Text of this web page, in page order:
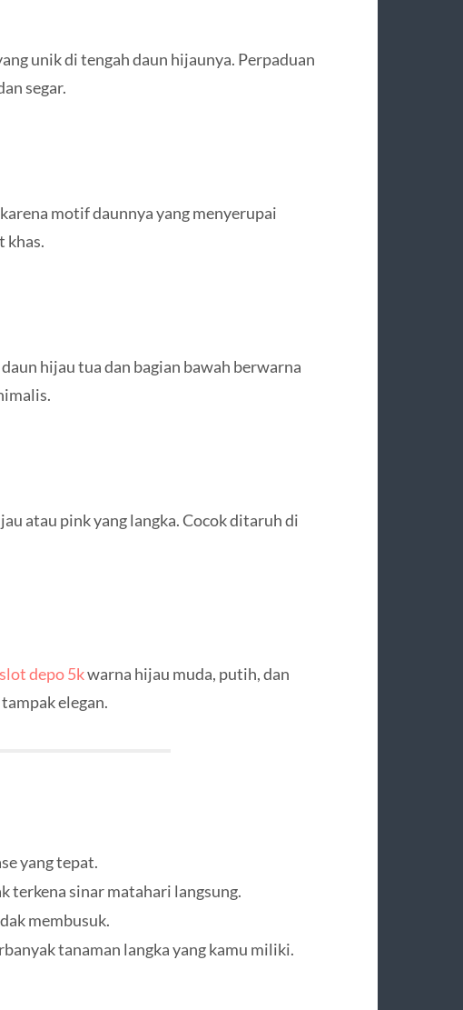
unik di tengah daun hijaunya. Perpaduan
segar.
motif daunnya yang menyerupai
khas.
hijau tua dan bagian bawah berwarna
atau pink yang langka. Cocok ditaruh di
slot depo 5kwarna hijau muda, putih, dan
elegan.
yang tepat.
terkena sinar matahari langsung.
membusuk.
tanaman langka yang kamu miliki.